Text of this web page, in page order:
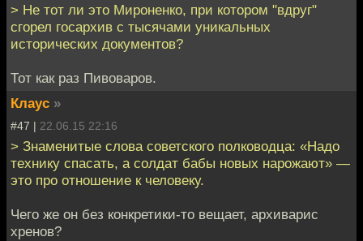
> Не тот ли это Мироненко, при котором "вдруг"
сгорел госархив с тысячами уникальных
исторических документов?
Тот как раз Пивоваров.
Клаус »
#47 | 22.06.15 22:16
> Знаменитые слова советского полководца: «Надо
технику спасать, а солдат бабы новых нарожают» —
это про отношение к человеку.
Чего же он без конкретики-то вещает, архиварис
хренов?